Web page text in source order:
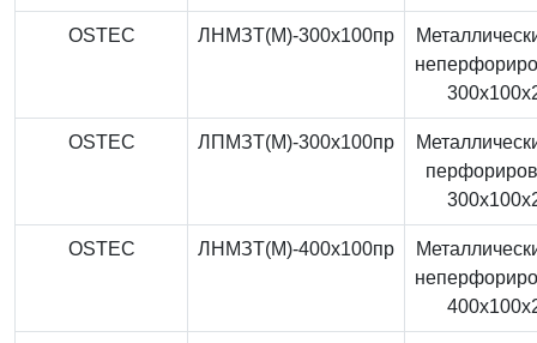
OSTEC ЛНМЗТ(М)-300x100пр
OSTEC ЛПМЗТ(М)-300x100пр
OSTEC ЛНМЗТ(М)-400x100пр